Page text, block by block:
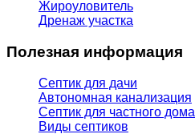
Жироуловитель
Дренаж участка
Полезная информация
Септик для дачи
Автономная канализация
Септик для частного дома
Виды септиков